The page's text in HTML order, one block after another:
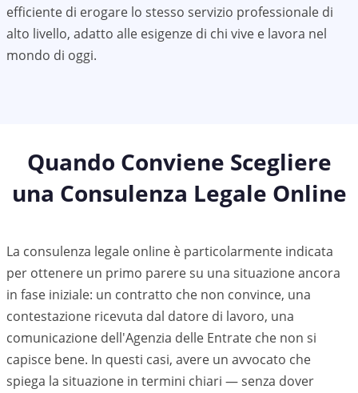
efficiente di erogare lo stesso servizio professionale di
alto livello, adatto alle esigenze di chi vive e lavora nel
mondo di oggi.
Quando Conviene Scegliere
una Consulenza Legale Online
La consulenza legale online è particolarmente indicata
per ottenere un primo parere su una situazione ancora
in fase iniziale: un contratto che non convince, una
contestazione ricevuta dal datore di lavoro, una
comunicazione dell'Agenzia delle Entrate che non si
capisce bene. In questi casi, avere un avvocato che
spiega la situazione in termini chiari — senza dover